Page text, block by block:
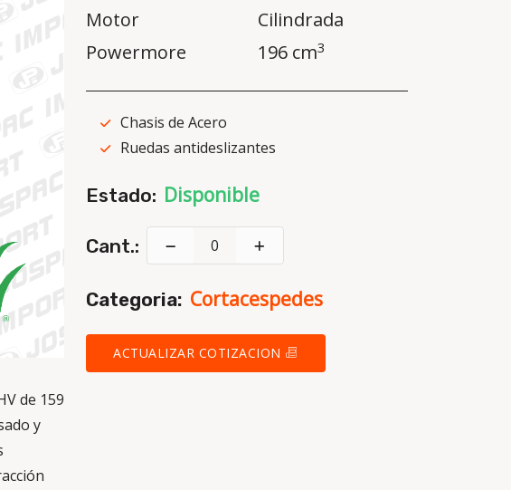
de 159
y
Motor
Powermore
Cilindrada
196 cm3
Chasis de Acero
Ruedas antideslizantes
Estado: Disponible
Cant.:
Categoria: Cortacespedes
ACTUALIZAR COTIZACION